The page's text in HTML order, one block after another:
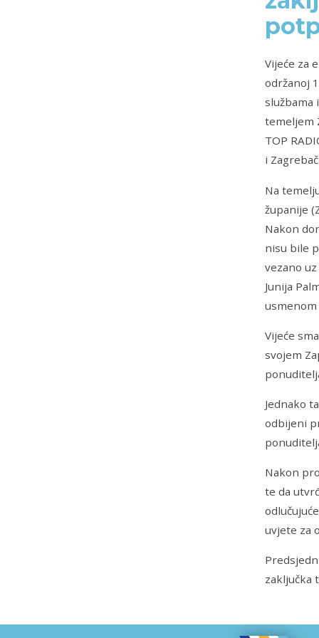
Vijeće za
održanoj
službama
temeljem
TOP
i
Na
županije
Nakon
nisu bile
vezano
Junija
Vijeće
svojem
Jednako
odbijeni
Nakon
te da
uvjete za
zaključka